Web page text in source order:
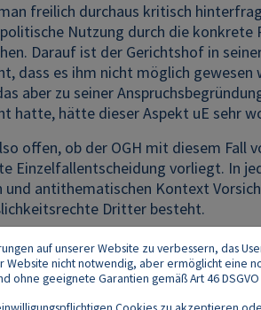
freilich durchaus kritisch
Nutzung durch die
Darauf ist der Gerichtshof in
dass es ihm nicht möglich
aber zu seiner
hatte, hätte dieser Aspekt uE sehr
offen, ob der OGH mit diesem Fall
Einzelfallentscheidung vorliegt. In
und antithematischen Kontext
Dritter besteht.
auf unserer Website zu verbessern, das
Website nicht notwendig, aber ermöglicht
ohne geeignete Garantien gemäß Art 46